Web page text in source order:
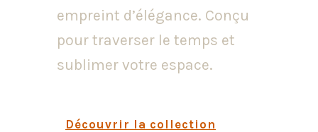
empreint d’élégance. Conçu
pour traverser le temps et
sublimer votre espace.
Découvrir la collection